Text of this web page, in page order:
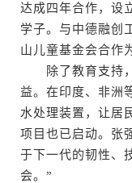
达成四年合作，设
学子。与中德融创
山儿童基金会合作
除了教育支持，
益。在印度、非洲
水处理装置，让居
项目也已启动。张
于下一代的韧性、
会。”